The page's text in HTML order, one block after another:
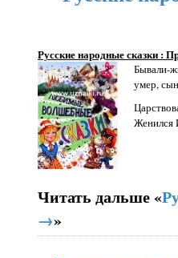
Русские народные сказки :
Бывали-
умер,
Женился
Читать дальше «
→»